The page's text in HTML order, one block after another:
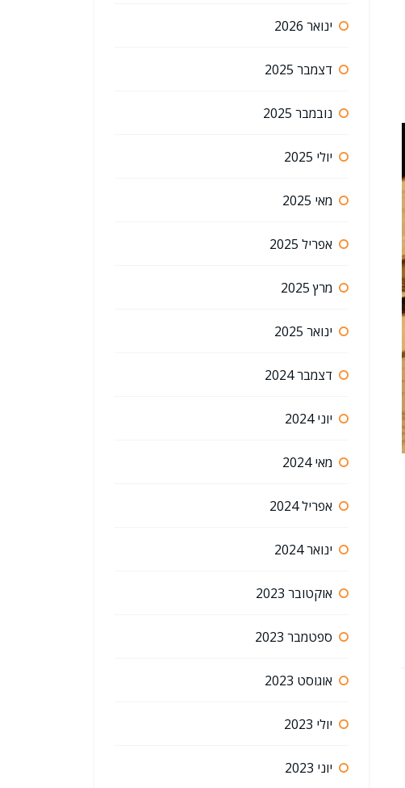
ינואר 2026
דצמבר 2025
נובמבר 2025
יולי 2025
מאי 2025
אפריל 2025
מרץ 2025
ינואר 2025
דצמבר 2024
יוני 2024
מאי 2024
אפריל 2024
ינואר 2024
אוקטובר 2023
ספטמבר 2023
אוגוסט 2023
יולי 2023
יוני 2023